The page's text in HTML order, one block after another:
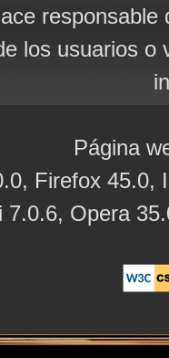
los usuarios
Página
Firefox 45.0,
7.0.6, Opera